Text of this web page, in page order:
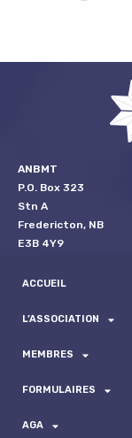
ANBMT
P.O. Box 323
Stn A
Fredericton, NB
E3B 4Y9
ACCUEIL
L’ASSOCIATION
MEMBRES
FORMULAIRES
AGA